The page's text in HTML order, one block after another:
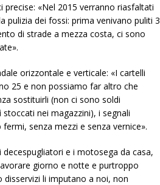
«Nel 2015 verranno riasfaltati
pulizia dei fossi: prima venivano puliti 3
di strade a mezza costa, ci sono
orizzontale e verticale: «I cartelli
25 e non possiamo far altro che
sostituirli (non ci sono soldi
nei magazzini), i segnali
senza mezzi e senza vernice».
e i motosega da casa,
giorno e notte e purtroppo
li imputano a noi, non